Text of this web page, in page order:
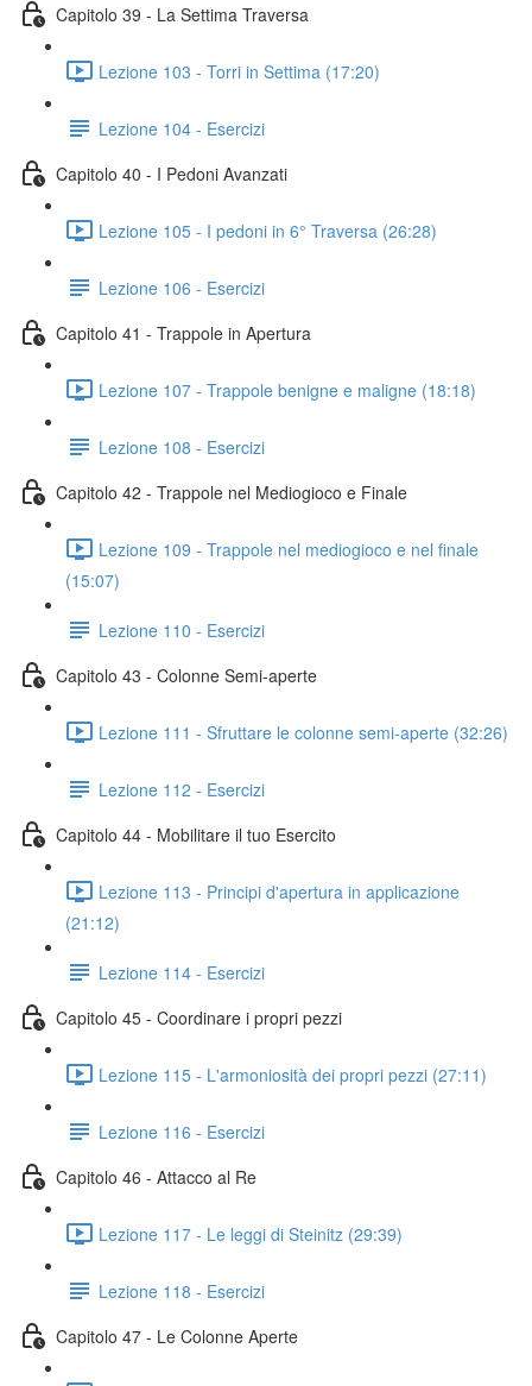
Capitolo 39 - La Settima Traversa
Lezione 103 - Torri in Settima (17:20)
Lezione 104 - Esercizi
Capitolo 40 - I Pedoni Avanzati
Lezione 105 - I pedoni in 6° Traversa (26:28)
Lezione 106 - Esercizi
Capitolo 41 - Trappole in Apertura
Lezione 107 - Trappole benigne e maligne (18:18)
Lezione 108 - Esercizi
Capitolo 42 - Trappole nel Mediogioco e Finale
Lezione 109 - Trappole nel mediogioco e nel finale
(15:07)
Lezione 110 - Esercizi
Capitolo 43 - Colonne Semi-aperte
Lezione 111 - Sfruttare le colonne semi-aperte (32:26)
Lezione 112 - Esercizi
Capitolo 44 - Mobilitare il tuo Esercito
Lezione 113 - Principi d'apertura in applicazione
(21:12)
Lezione 114 - Esercizi
Capitolo 45 - Coordinare i propri pezzi
Lezione 115 - L'armoniosità dei propri pezzi (27:11)
Lezione 116 - Esercizi
Capitolo 46 - Attacco al Re
Lezione 117 - Le leggi di Steinitz (29:39)
Lezione 118 - Esercizi
Capitolo 47 - Le Colonne Aperte